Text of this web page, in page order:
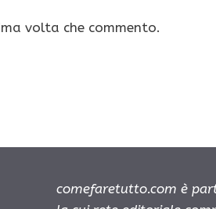
volta che commento.
comefaretutto.com è